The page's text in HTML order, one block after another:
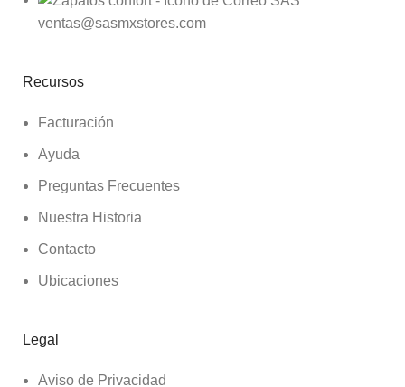
ventas@sasmxstores.com
Recursos
Facturación
Ayuda
Preguntas Frecuentes
Nuestra Historia
Contacto
Ubicaciones
Legal
Aviso de Privacidad